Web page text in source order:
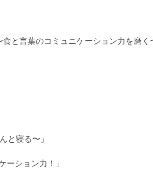
と言葉のコミュニケーション力を磨く
と寝る〜」
ーション力！」